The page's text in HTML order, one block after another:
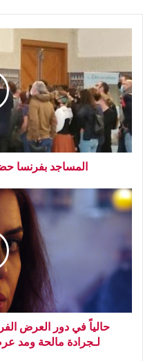
المساجد بفرنسا
حالياً في دور العرض
لـجرادة مالحة ومد